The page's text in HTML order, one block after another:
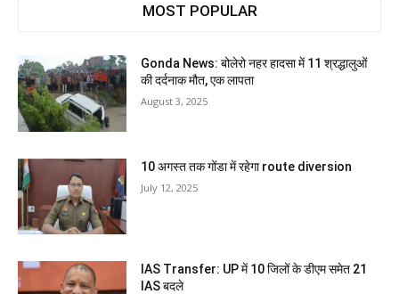
MOST POPULAR
Gonda News: बोलेरो नहर हादसा में 11 श्रद्धालुओं
की दर्दनाक मौत, एक लापता
August 3, 2025
10 अगस्त तक गोंडा में रहेगा route diversion
July 12, 2025
IAS Transfer: UP में 10 जिलों के डीएम समेत 21
IAS बदले